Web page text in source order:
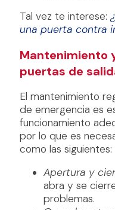
Tal vez te interese:
una puerta contra
Mantenimiento
puertas de
El mantenimiento
de emergencia es
funcionamiento
por lo que es
como las siguientes:
Apertura y
abra y se
problemas.